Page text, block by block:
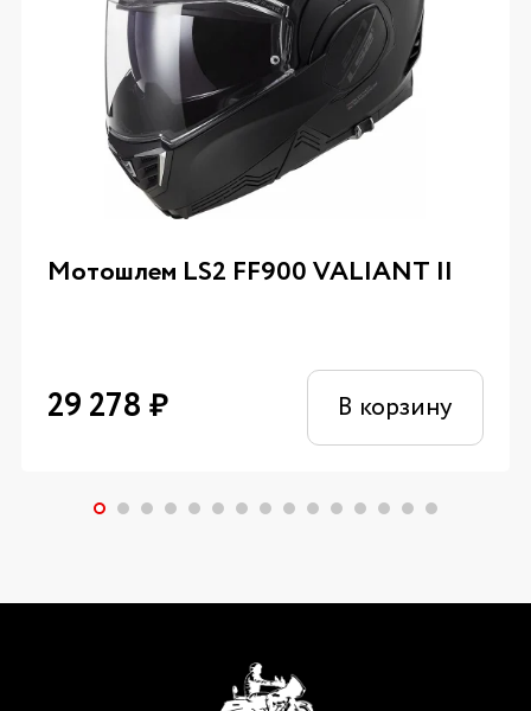
Мотошлем LS2 FF900 VALIANT II
29 278 ₽ В корзину